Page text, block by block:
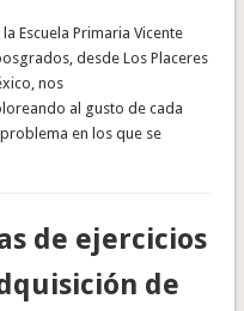
Escuela Primaria Vicente
desde Los Placeres
nos
al gusto de cada
en los que se
de ejercicios
de